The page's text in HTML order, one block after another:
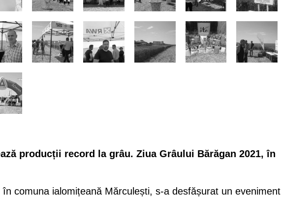
producții record la grâu. Ziua Grâului Bărăgan 2021, în
comuna ialomițeană Mărculești, s-a desfășurat un eveniment